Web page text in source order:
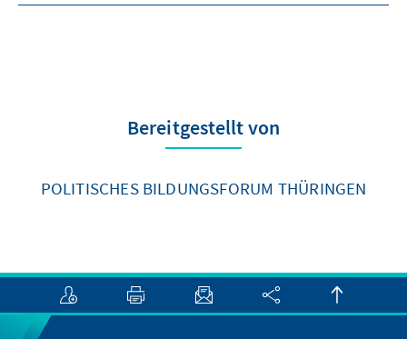
Bereitgestellt von
POLITISCHES BILDUNGSFORUM THÜRINGEN